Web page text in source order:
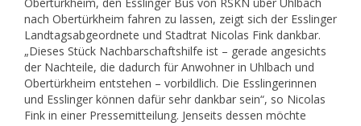
nach Obertürkheim fahren zu lassen, zeigt sich der Esslinger
Landtagsabgeordnete und Stadtrat Nicolas Fink dankbar.
„Dieses Stück Nachbarschaftshilfe ist – gerade angesichts
der Nachteile, die dadurch für Anwohner in Uhlbach und
Obertürkheim entstehen – vorbildlich. Die Esslingerinnen
und Esslinger können dafür sehr dankbar sein“, so Nicolas
Fink in einer Pressemitteilung. Jenseits dessen möchte